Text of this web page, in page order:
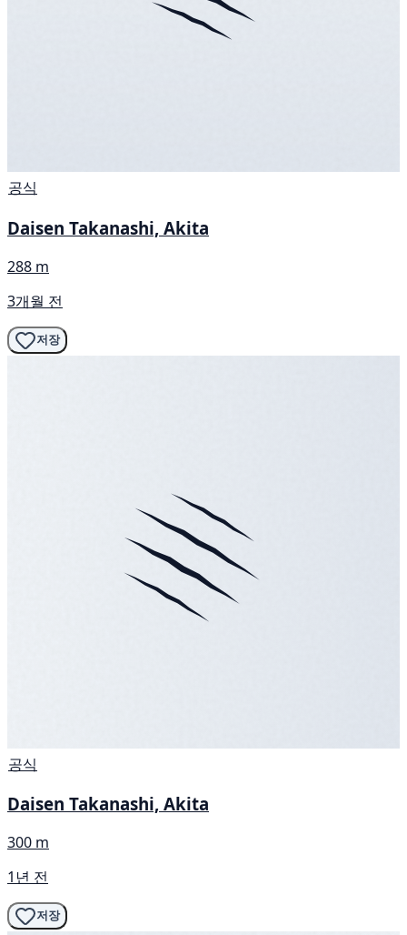
공식
Daisen Takanashi, Akita
288 m
3개월 전
저장
공식
Daisen Takanashi, Akita
300 m
1년 전
저장